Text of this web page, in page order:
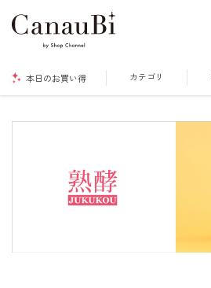
本日のお買い得 カテゴリ